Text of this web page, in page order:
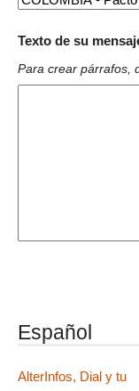
Texto de su
Para crear párrafos,
Español
AlterInfos, Dial y tu